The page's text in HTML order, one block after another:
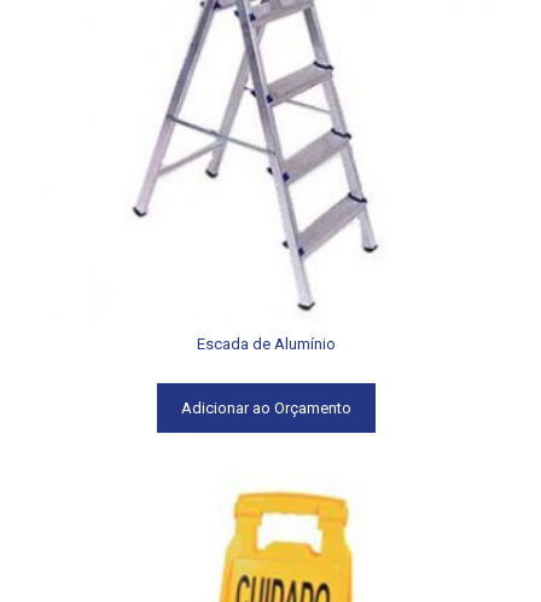
Escada de Alumínio
Adicionar ao Orçamento